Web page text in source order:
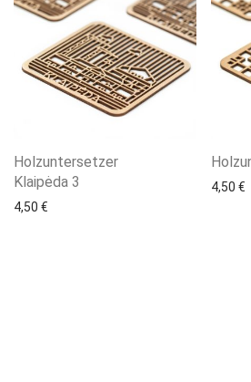
Holzuntersetzer
Klaipėda 3
4,50 €
4,50 €